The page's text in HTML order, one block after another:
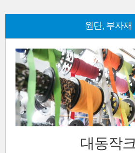
원단, 부자재
대동작